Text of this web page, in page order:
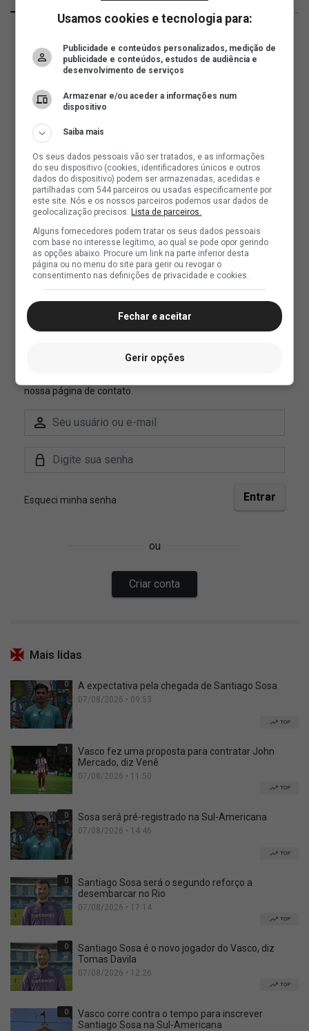
Mais lidas
0 A expectativa pela chegada de Santiago Sosa
07/08/2026 • 09:53
TOP
1
Vasco fez uma proposta para contratar John
Mercado, diz Venê
07/08/2026 • 11:50
TOP
0 Sosa será pré-registrado na Sul-Americana
07/08/2026 • 14:46
TOP
0
Santiago Sosa será o segundo reforço a
desembarcar no Rio
07/08/2026 • 17:14
TOP
0
Santiago Sosa é o novo jogador do Vasco, diz
Tomas Davila
07/08/2026 • 12:26
TOP
0
Vasco corre contra o tempo para inscrever
Santiago Sosa na Sul-Americana
Usamos cookies e tecnologia para:
Publicidade e conteúdos personalizados, medição de
publicidade e conteúdos, estudos de audiência e
desenvolvimento de serviços
Armazenar e/ou aceder a informações num
dispositivo
Saiba mais
Os seus dados pessoais vão ser tratados, e as informações
do seu dispositivo (cookies, identificadores únicos e outros
dados do dispositivo) podem ser armazenadas, acedidas e
partilhadas com 544 parceiros ou usadas especificamente por
este site. Nós e os nossos parceiros podemos usar dados de
geolocalização precisos.Lista de parceiros.
Alguns fornecedores podem tratar os seus dados pessoais
com base no interesse legítimo, ao qual se pode opor gerindo
as opções abaixo. Procure um link na parte inferior desta
página ou no menu do site para gerir ou revogar o
consentimento nas definições de privacidade e cookies.
Fechar e aceitar
Gerir opções